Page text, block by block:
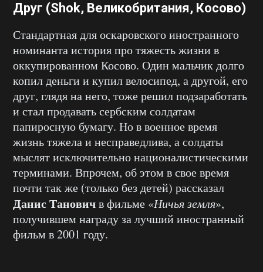
Друг (Shok, Великобритания, Косово)
Стандартная для оскаровского иностранного
номинанта история про тяжесть жизни в
оккупированном Косово. Один мальчик долго
копил деньги и купил велосипед, а другой, его
друг, глядя на него, тоже решил подзаработать
и стал продавать сербским солдатам
папиросную бумагу. Но в военное время
жизнь тяжела и несправедлива, а солдаты
мыслят исключительно националистическими
терминами. Впрочем, об этом в свое время
почти так же (только без детей) рассказал
Данис Тановичв фильме «Ничья земля»,
получившем награду за лучший иностранный
фильм в 2001 году.